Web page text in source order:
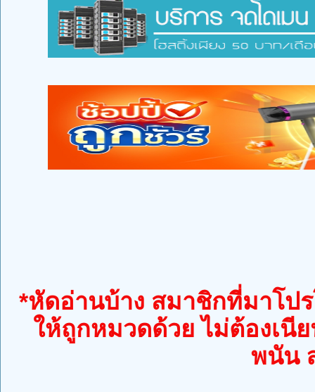
*หัดอ่านบ้าง สมาชิกที่มาโป
ให้ถูกหมวดด้วย ไม่ต้องเนี
พนัน